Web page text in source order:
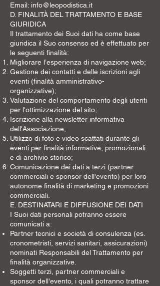
Email: info@leopodistica.it
D. FINALITÀ DEL TRATTAMENTO E BASE
GIURIDICA
Il trattamento dei Suoi dati ha come base
giuridica il Suo consenso ed è effettuato per
le seguenti finalità:
Migliorare l’esperienza di navigazione web;
Gestione dei contatti e delle iscrizioni agli
eventi (finalità amministrativo-
organizzative);
Valutazione del comportamento degli utenti
per l'ottimizzazione del sito;
Iscrizione alla newsletter informativa
dell'Associazione;
Utilizzo di foto e video scattati durante gli
eventi per finalità informative, promozionali
e di archivio storico;
Comunicazione dei dati a terzi (partner
commerciali e sponsor dell'evento) per loro
autonome finalità di marketing e promozioni
commerciali.
E. DESTINATARI E DIFFUSIONE DEI DATI
I Suoi dati personali potranno essere
comunicati a:
Partner tecnici e società di consulenza (es.
cronometristi, servizi sanitari, assicurazioni)
nominati Responsabili del Trattamento per
finalità organizzative.
Soggetti terzi, partner commerciali e
sponsor dell'evento, i quali potranno trattare